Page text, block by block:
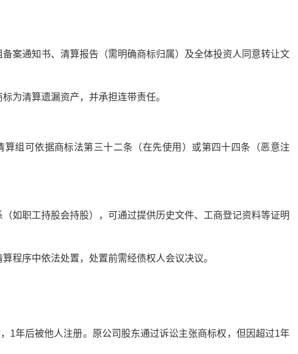
通知书、清算报告（需明确商标归属）及全体投资人同意转让文
清算遗漏资产，并承担连带责任。
可依据商标法第三十二条（在先使用）或第四十四条（恶意注
职工持股会持股），可通过提供历史文件、工商登记资料等证明
序中依法处置，处置前需经债权人会议决议。
年后被他人注册。原公司股东通过诉讼主张商标权，但因超过1年